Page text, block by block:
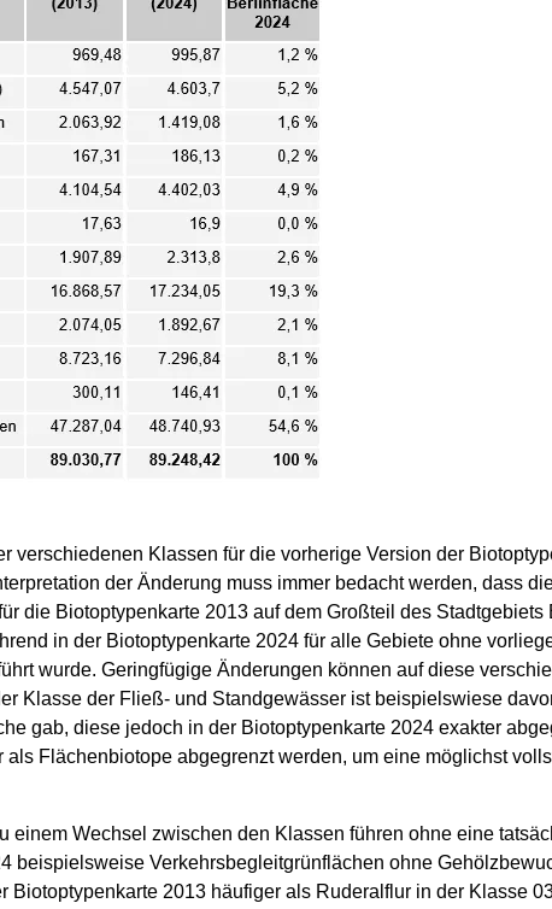
verschiedenen Klassen für die vorherige Version der
der Änderung muss immer bedacht werden, dass
die Biotoptypenkarte 2013 auf dem Großteil des Stadtgebiets
in der Biotoptypenkarte 2024 für alle Gebiete ohne
wurde. Geringfügige Änderungen können auf diese
Klasse der Fließ- und Standgewässer ist beispielswiese
gab, diese jedoch in der Biotoptypenkarte 2024 exakter
Flächenbiotope abgegrenzt werden, um eine möglichst
einem Wechsel zwischen den Klassen führen ohne eine
beispielsweise Verkehrsbegleitgrünflächen ohne
Biotoptypenkarte 2013 häufiger als Ruderalflur in der Klasse